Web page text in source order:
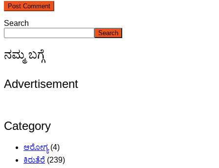
Search
Search
ನಮ್ಮ ಬಗ್ಗೆ
Advertisement
Category
ಆರೋಗ್ಯ(4)
ಕಿರುತೆರೆ (239)